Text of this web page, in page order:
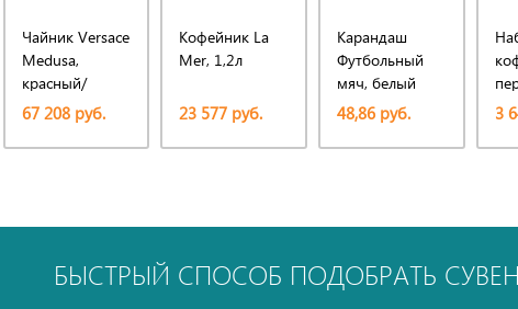
Чайник Versace
Medusa,
красный/
золотистый
67 208 руб.
Кофейник La
Mer, 1,2л
23 577 руб.
Карандаш
Футбольный
мяч, белый
48,86 руб. 3
БЫСТРЫЙ СПОСОБ ПОДОБРАТЬ